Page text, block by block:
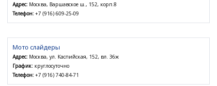
Адрес: Москва, Варшавское ш., 152, корп.8
Телефон: +7 (916) 609-25-09
Мото слайдеры
Адрес: Москва, ул. Каспийская, 152, вл. 36ж
График: круглосуточно
Телефон: +7 (916) 740-84-71